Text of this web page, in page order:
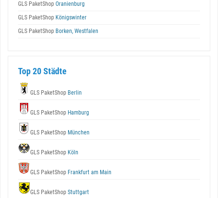
GLS PaketShop Oranienburg
GLS PaketShop Königswinter
GLS PaketShop Borken, Westfalen
Top 20 Städte
GLS PaketShop Berlin
GLS PaketShop Hamburg
GLS PaketShop München
GLS PaketShop Köln
GLS PaketShop Frankfurt am Main
GLS PaketShop Stuttgart